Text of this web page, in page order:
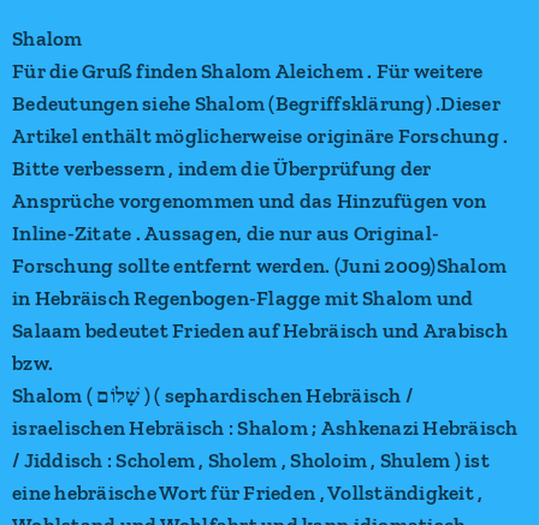
Shalom
Für die Gruß finden Shalom Aleichem . Für weitere
Bedeutungen siehe Shalom (Begriffsklärung) .Dieser
Artikel enthält möglicherweise originäre Forschung .
Bitte verbessern , indem die Überprüfung der
Ansprüche vorgenommen und das Hinzufügen von
Inline-Zitate . Aussagen, die nur aus Original-
Forschung sollte entfernt werden. (Juni 2009)Shalom
in Hebräisch Regenbogen-Flagge mit Shalom und
Salaam bedeutet Frieden auf Hebräisch und Arabisch
bzw.
Shalom ( שָׁלוֹם ) ( sephardischen Hebräisch /
israelischen Hebräisch : Shalom ; Ashkenazi Hebräisch
/ Jiddisch : Scholem , Sholem , Sholoim , Shulem ) ist
eine hebräische Wort für Frieden , Vollständigkeit ,